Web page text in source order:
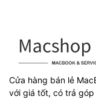
Cửa hàng bán lẻ
với giá tốt, có trả góp